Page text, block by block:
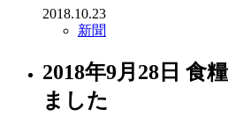
2018.10.23
新聞
2018年9月28日 食
ました